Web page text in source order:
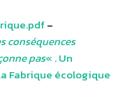
–
conséquences
pas« . Un
Fabrique écologique